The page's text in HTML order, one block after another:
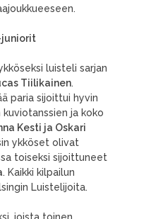
juniorit
luisteli sarjan
Tiilikainen.
paria sijoittui hyvin
ja koko
Kesti ja Oskari
ykköset olivat
toiseksi sijoittuneet
. Kaikki kilpailun
Luistelijoita.